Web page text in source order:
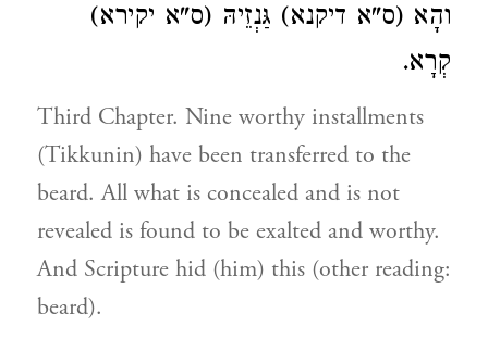
והָא (ס"א דיקנא) גַּנְזֵיהּ (ס"א יקירא)
קְרָא.
Third Chapter. Nine worthy installments
(Tikkunin) have been transferred to the
beard. All what is concealed and is not
revealed is found to be exalted and worthy.
And Scripture hid (him) this (other reading:
beard).